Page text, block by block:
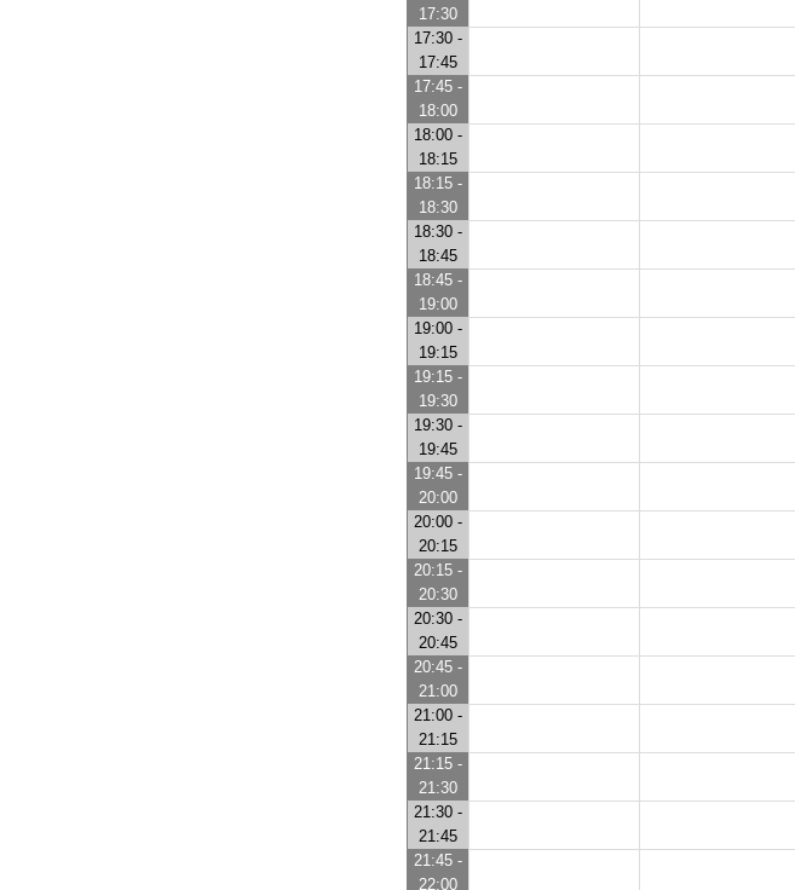
17:30
17:30 -
17:45
17:45 -
18:00
18:00 -
18:15
18:15 -
18:30
18:30 -
18:45
18:45 -
19:00
19:00 -
19:15
19:15 -
19:30
19:30 -
19:45
19:45 -
20:00
20:00 -
20:15
20:15 -
20:30
20:30 -
20:45
20:45 -
21:00
21:00 -
21:15
21:15 -
21:30
21:30 -
21:45
21:45 -
22:00